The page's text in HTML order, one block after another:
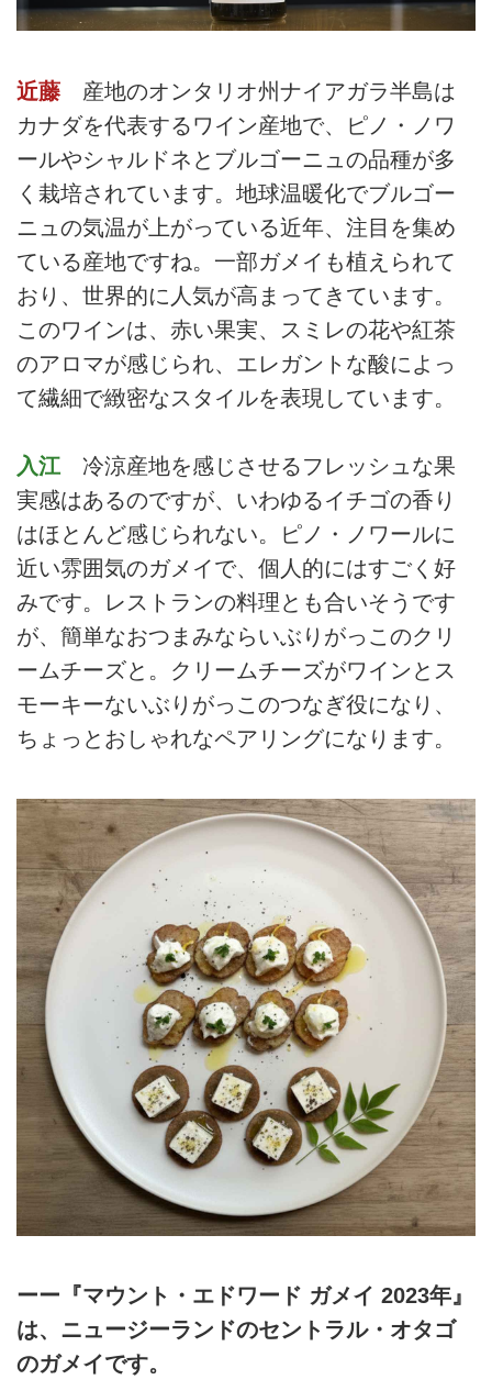
近藤 産地のオンタリオ州ナイアガラ半島は
カナダを代表するワイン産地で、ピノ・ノワ
ールやシャルドネとブルゴーニュの品種が多
く栽培されています。地球温暖化でブルゴー
ニュの気温が上がっている近年、注目を集め
ている産地ですね。一部ガメイも植えられて
おり、世界的に人気が高まってきています。
このワインは、赤い果実、スミレの花や紅茶
のアロマが感じられ、エレガントな酸によっ
て繊細で緻密なスタイルを表現しています。
入江 冷涼産地を感じさせるフレッシュな果
実感はあるのですが、いわゆるイチゴの香り
はほとんど感じられない。ピノ・ノワールに
近い雰囲気のガメイで、個人的にはすごく好
みです。レストランの料理とも合いそうです
が、簡単なおつまみならいぶりがっこのクリ
ームチーズと。クリームチーズがワインとス
モーキーないぶりがっこのつなぎ役になり、
ちょっとおしゃれなペアリングになります。
ーー『マウント・エドワード ガメイ 2023年』
は、ニュージーランドのセントラル・オタゴ
のガメイです。